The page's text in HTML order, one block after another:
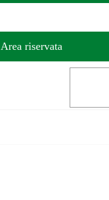
Area riservata